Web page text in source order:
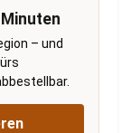
– und